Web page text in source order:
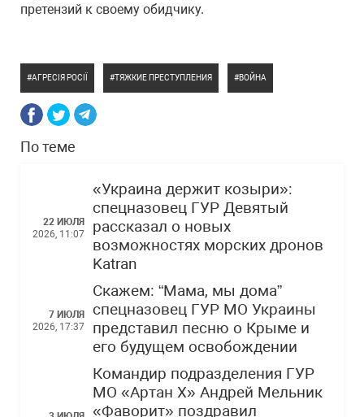
претензий к своему обидчику.
АГРЕСІЯ РОСІЇ ТЯЖКИЕ ПРЕСТУПЛЕНИЯ ВОЙНА
По теме
22 ИЮЛЯ
2026, 11:07
«Украина держит козыри»:
спецназовец ГУР Девятый
рассказал о новых
возможностях морских дронов
Katran
7 ИЮЛЯ
2026, 17:37
Скажем: “Мама, мы дома”
спецназовец ГУР МО Украины
представил песню о Крыме и
его будущем освобождении
Командир подразделения ГУР
МО «Артан Х» Андрей Мельник
«Фаворит» поздравил